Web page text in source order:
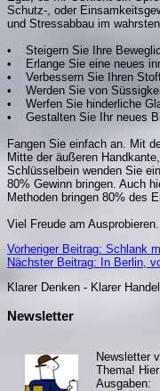
Schutz-, oder
und Stressabbau im
• Steigern Sie Ihre
• Erlange Sie eine neues
• Verbessern Sie Ihren
• Werden Sie von
• Werfen Sie hinderliche
• Gestalten Sie Ihr neues
Fangen Sie einfach an. Mit
Mitte der äußeren
Schlüsselbein wenden Sie
80% Gewinn bringen. Auch
Methoden bringen 80% des
Viel Freude am Ausprobieren.
Vorheriger Beitrag: Schlank
Nächster Beitrag: In Berlin,
Klarer Denken - Klarer
Newsletter
Newsletter
Thema!
Ausgaben: